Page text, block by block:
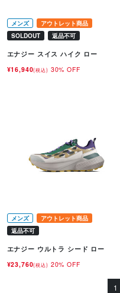
メンズ
アウトレット商品
SOLDOUT
返品不可
エナジー スイス ハイク ロー
¥16,940(税込) 30% OFF
メンズ
アウトレット商品
返品不可
エナジー ウルトラ シード ロー
¥23,760(税込) 20% OFF
1